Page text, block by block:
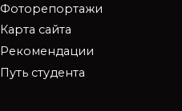
Фоторепортажи
Карта сайта
Рекомендации
Путь студента